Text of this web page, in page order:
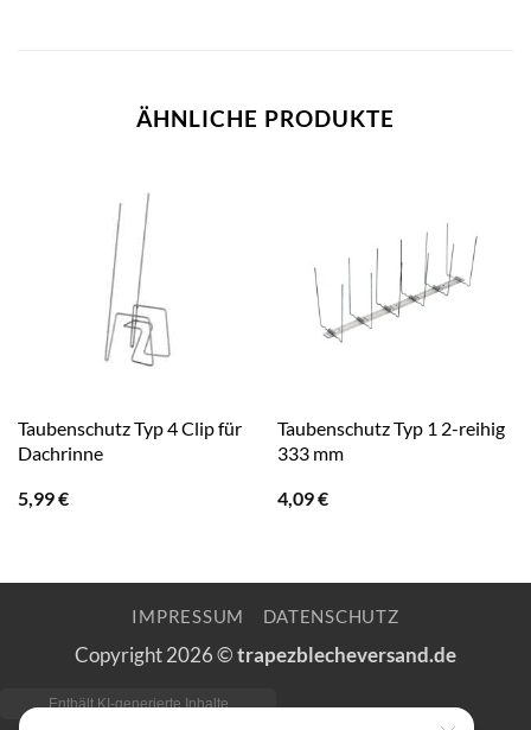
ÄHNLICHE PRODUKTE
Taubenschutz Typ 4 Clip für
Dachrinne
5,99€
Taubenschutz Typ 1 2-reihig
333 mm
4,09€
IMPRESSUM DATENSCHUTZ
Copyright 2026 ©trapezblecheversand.de